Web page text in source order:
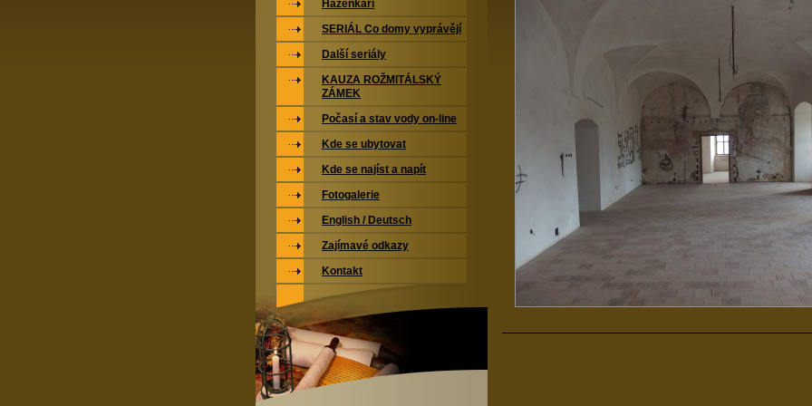
Házenkáři
SERIÁL Co domy vyprávějí
Další seriály
KAUZA ROŽMITÁLSKÝ
ZÁMEK
Počasí a stav vody on-line
Kde se ubytovat
Kde se najíst a napít
Fotogalerie
English / Deutsch
Zajímavé odkazy
Kontakt